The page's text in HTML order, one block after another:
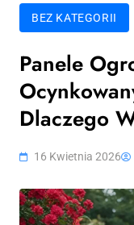
BEZ KATEGORII
Panele
Dlaczego
16 Kwietnia 2026